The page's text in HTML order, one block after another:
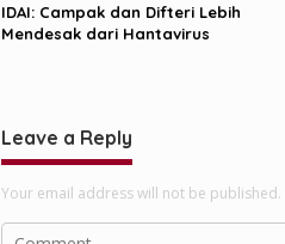
IDAI: Campak dan Difteri Lebih
Mendesak dari Hantavirus
Leave a Reply
Your email address will not be published.